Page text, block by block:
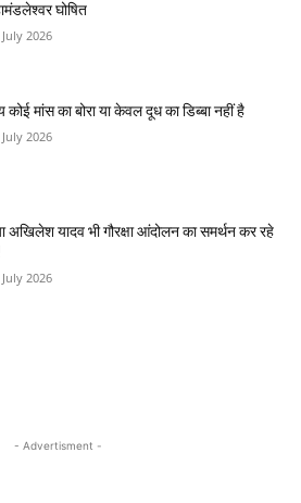
घोषित
2026
कोई मांस का बोरा या केवल दूध का डिब्बा नहीं है
July 2026
अखिलेश यादव भी गौरक्षा आंदोलन का समर्थन कर रहे
July 2026
- Advertisment -